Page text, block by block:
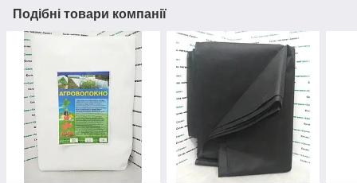
Подібні товари компанії